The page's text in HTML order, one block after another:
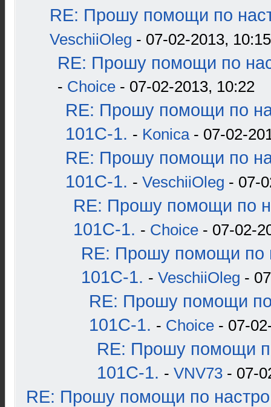
RE: Прошу помощи по
VeschiiOleg - 07-02-2013, 10:15
RE: Прошу помощи по
- Choice - 07-02-2013, 10:22
RE: Прошу помощи по
101С-1. - Konica- 07-02-
RE: Прошу помощи по
101С-1. - VeschiiOleg - 07-
RE: Прошу помощи по
101С-1. - Choice - 07-02-
RE: Прошу помощи по
101С-1. - VeschiiOleg -
RE: Прошу помощи
101С-1. - Choice - 07-
RE: Прошу помощи
101С-1. - VNV73 - 07-
RE: Прошу помощи по